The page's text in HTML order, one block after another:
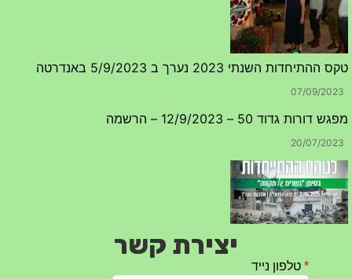
טקס ההתיחדות השנתי 2023 נערך ב 5/9/2023 באנדרטה
07/09/2023
מפגש דורות גדוד 50 – 12/9/2023 – הרשמה
20/07/2023
טקס ההתיחדות עם החללים לשנת 2025 – 10 יוני 2025
יצירת קשר